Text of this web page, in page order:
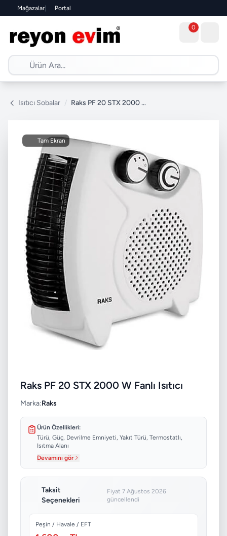
Mağazalar| Portal
0
Isıtıcı Sobalar / Raks PF 20 STX 2000 W Fanlı Isıtıcı
Tam Ekran
Raks PF 20 STX 2000 W Fanlı Isıtıcı
Marka:Raks
Ürün Özellikleri:
Türü, Güç, Devrilme Emniyeti, Yakıt Türü, Termostatlı,
Isıtma Alanı
Devamını gör
Taksit
Seçenekleri
Fiyat 7 Ağustos 2026
güncellendi
Peşin / Havale / EFT